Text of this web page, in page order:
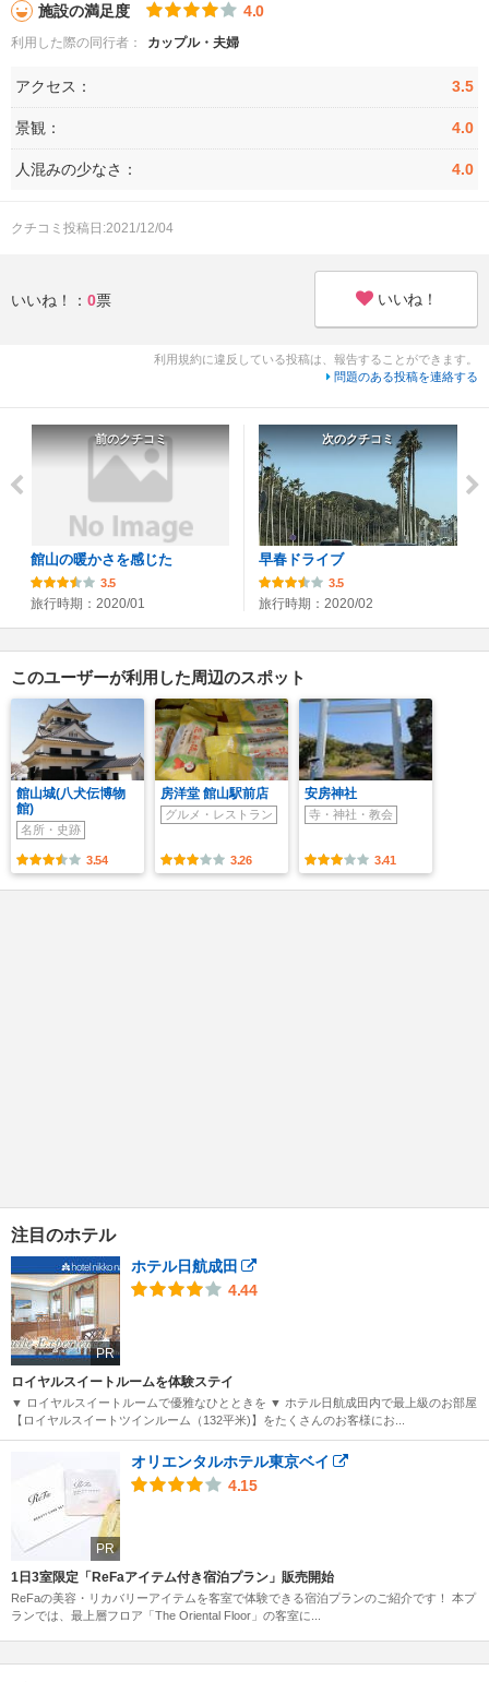
施設の満足度 4.0
利用した際の同行者： カップル・夫婦
アクセス： 3.5
景観： 4.0
人混みの少なさ： 4.0
クチコミ投稿日:2021/12/04
いいね！： 0票 いいね！
利用規約に違反している投稿は、報告することができます。
問題のある投稿を連絡する
前のクチコミ
館山の暖かさを感じた
3.5
旅行時期：2020/01
次のクチコミ
早春ドライブ
3.5
旅行時期：2020/02
このユーザーが利用した周辺のスポット
館山城(八犬伝博物
館)
名所・史跡
3.54
房洋堂 館山駅前店
グルメ・レストラン
3.26
安房神社
寺・神社・教会
3.41
注目のホテル
PR
ホテル日航成田
4.44
ロイヤルスイートルームを体験ステイ
▼ ロイヤルスイートルームで優雅なひとときを ▼ ホテル日航成田内で最上級のお部屋
【ロイヤルスイートツインルーム（132平米)】をたくさんのお客様にお...
PR
オリエンタルホテル東京ベイ
4.15
1日3室限定「ReFaアイテム付き宿泊プラン」販売開始
ReFaの美容・リカバリーアイテムを客室で体験できる宿泊プランのご紹介です！ 本プ
ランでは、最上層フロア「The Oriental Floor」の客室に...